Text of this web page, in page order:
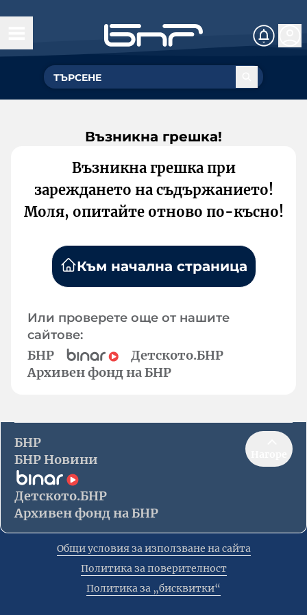
Възникна грешка!
Възникна грешка при
зареждането на съдържанието!
Моля, опитайте отново по-късно!
Към начална страница
Или проверете още от нашите
сайтове:
БНР
Детското.БНР
Архивен фонд на БНР
БНР
БНР Новини
Детското.БНР
Архивен фонд на БНР
Общи условия за използване на сайта
Политика за поверителност
Политика за „бисквитки“